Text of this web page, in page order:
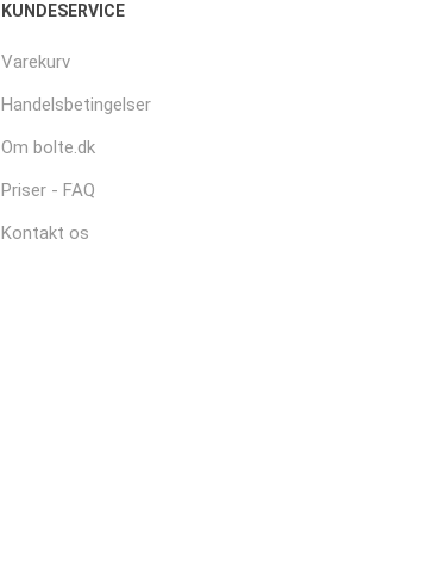
KUNDESERVICE
Varekurv
Handelsbetingelser
Om bolte.dk
Priser - FAQ
Kontakt os